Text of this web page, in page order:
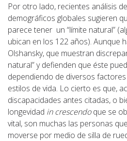
Por otro lado, recientes análisis
demográficos globales sugieren
parece tener un “límite natural”
ubican en los 122 años). Aunque
Olshansky, que muestran
natural” y defienden que éste
dependiendo de diversos
estilos de vida. Lo cierto es que,
discapacidades antes citadas, o
longevidad in crescendoque se
vital, son muchas las personas
moverse por medio de silla de